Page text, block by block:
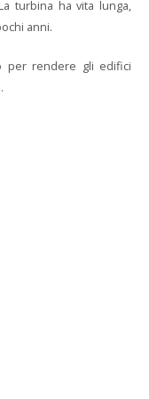
turbina ha vita lunga,
anni.
per rendere gli edifici